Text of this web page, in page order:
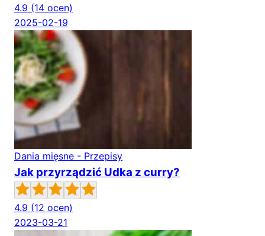
4.9 (14 ocen)
2025-02-19
Dania mięsne - Przepisy
Jak przyrządzić Udka z curry?
4.9 (12 ocen)
2023-03-21